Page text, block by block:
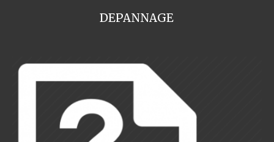
DEPANNAGE